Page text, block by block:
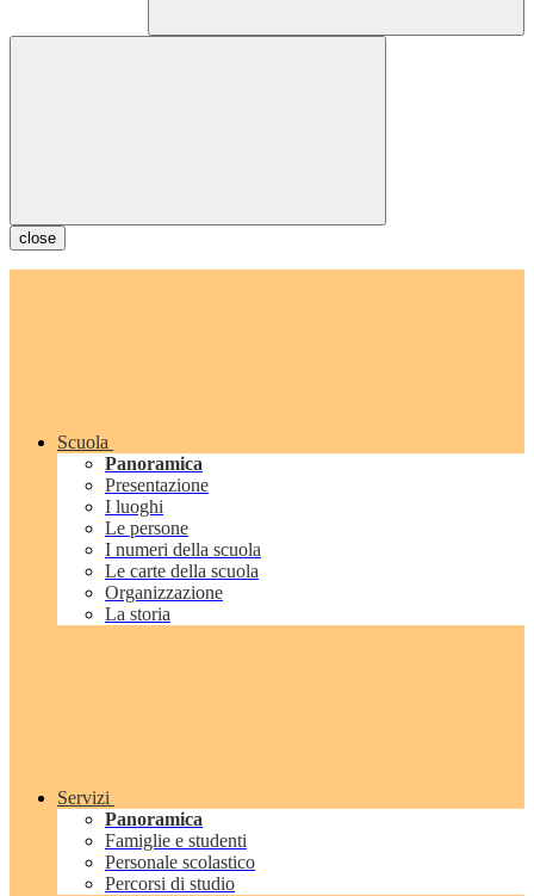
close
Scuola
Panoramica
Presentazione
I luoghi
Le persone
I numeri della scuola
Le carte della scuola
Organizzazione
La storia
Servizi
Panoramica
Famiglie e studenti
Personale scolastico
Percorsi di studio